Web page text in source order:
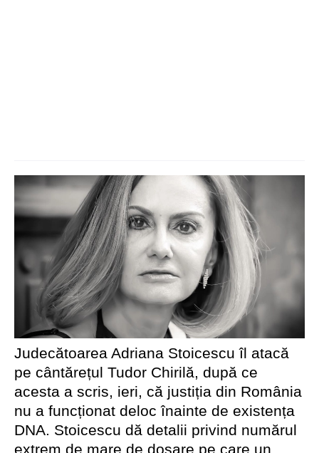
Judecătoarea Adriana Stoicescu îl atacă
pe cântărețul Tudor Chirilă, după ce
acesta a scris, ieri, că justiția din România
nu a funcționat deloc înainte de existența
DNA. Stoicescu dă detalii privind numărul
extrem de mare de dosare pe care un